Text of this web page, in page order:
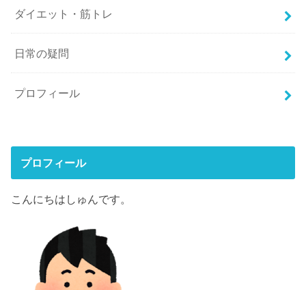
ダイエット・筋トレ
日常の疑問
プロフィール
プロフィール
こんにちはしゅんです。